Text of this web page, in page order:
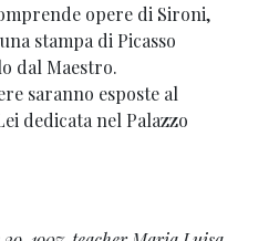
opere di Sironi,
stampa di Picasso
dal Maestro.
saranno esposte al
dedicata nel Palazzo